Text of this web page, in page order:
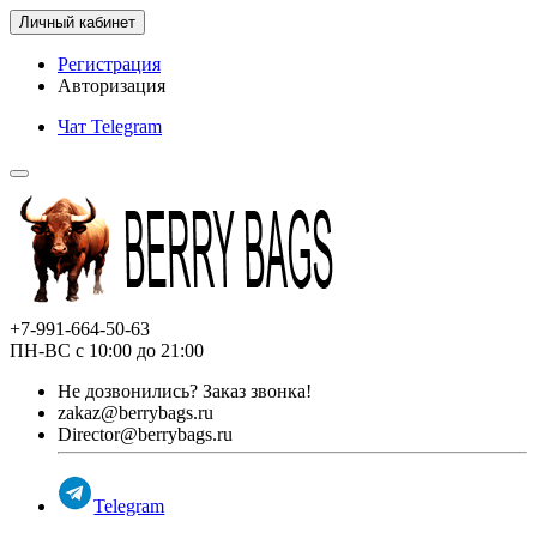
Личный кабинет
Регистрация
Авторизация
Чат Telegram
+7-991-664-50-63
ПН-ВС с 10:00 до 21:00
Не дозвонились? Заказ звонка!
zakaz@berrybags.ru
Director@berrybags.ru
Telegram